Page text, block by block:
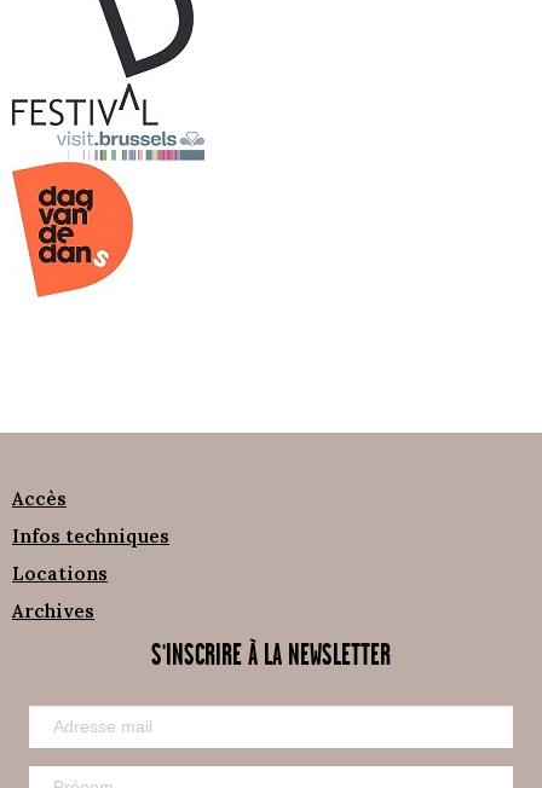
Accès
Infos techniques
Locations
Archives
S'INSCRIRE À LA NEWSLETTER